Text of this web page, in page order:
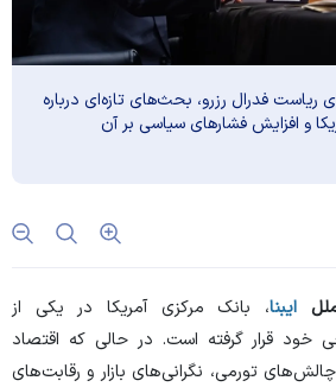
ریاست فدرال رزرو، بحث‌های تازه‌ای درباره
و افزایش فشار‌های سیاسی بر آن
ایبنا، بانک مرکزی آمریکا در یکی از
خود قرار گرفته است. در حالی که اقتصاد
تورمی، نگرانی‌های بازار و رقابت‌های